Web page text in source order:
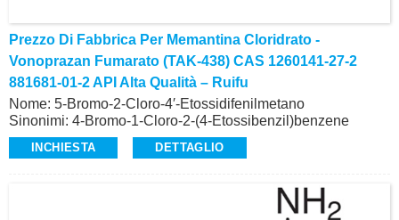
Prezzo Di Fabbrica Per Memantina Cloridrato -
Vonoprazan Fumarato (TAK-438) CAS 1260141-27-2
881681-01-2 API Alta Qualità – Ruifu
Nome: 5-Bromo-2-Cloro-4′-Etossidifenilmetano
Sinonimi: 4-Bromo-1-Cloro-2-(4-Etossibenzil)benzene
CAS: 461432-23-5
Purezza: ≥99,0% (HPLC)
Intermedio di Dapagliflozin (CAS: 461432-26-8) nel
INCHIESTA DETTAGLIO